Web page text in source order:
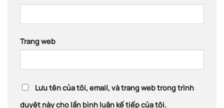
Trang web
Lưu tên của tôi, email, và trang web trong trình
duyệt này cho lần bình luận kế tiếp của tôi.